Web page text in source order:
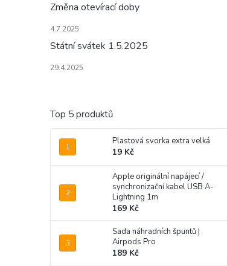
Změna otevírací doby
4.7.2025
Státní svátek 1.5.2025
29.4.2025
Top 5 produktů
Plastová svorka extra velká
19 Kč
Apple originální napájecí /
synchronizační kabel USB A-
Lightning 1m
169 Kč
Sada náhradních špuntů |
Airpods Pro
189 Kč